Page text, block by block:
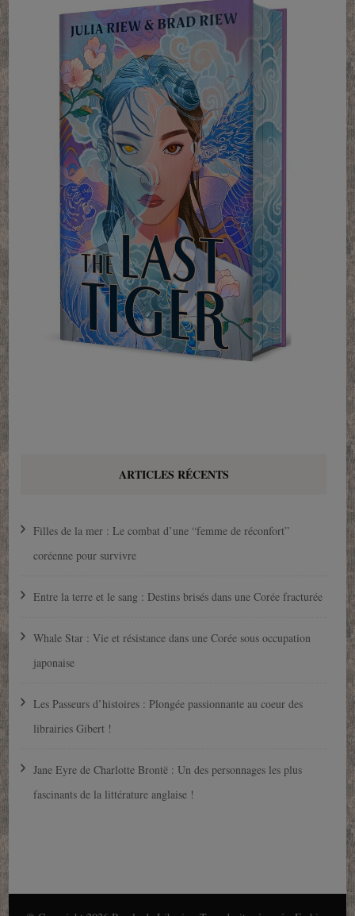
ARTICLES RÉCENTS
Filles de la mer : Le combat d’une “femme de réconfort”
coréenne pour survivre
Entre la terre et le sang : Destins brisés dans une Corée fracturée
Whale Star : Vie et résistance dans une Corée sous occupation
japonaise
Les Passeurs d’histoires : Plongée passionnante au coeur des
librairies Gibert !
Jane Eyre de Charlotte Brontë : Un des personnages les plus
fascinants de la littérature anglaise !